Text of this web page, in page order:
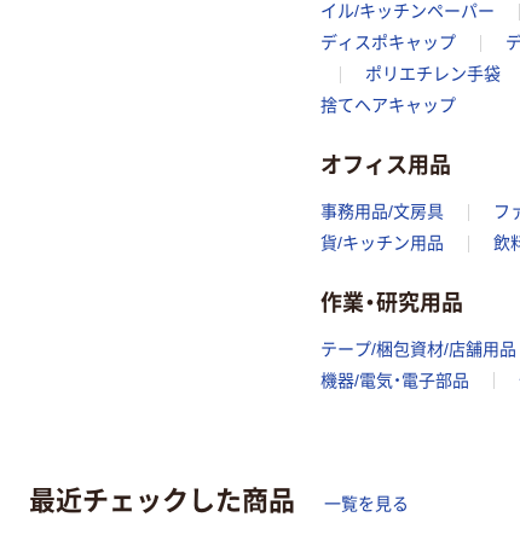
イル/キッチンペーパー
ディスポキャップ
ポリエチレン手袋
捨てヘアキャップ
オフィス用品
事務用品/文房具 フ
貨/キッチン用品
飲
作業・研究用品
テープ/梱包資材/店舗用品
機器/電気・電子部品
最近チェックした商品 一覧を見る